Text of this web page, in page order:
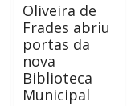
Oliveira de
Frades abriu
portas da
nova
Biblioteca
Municipal